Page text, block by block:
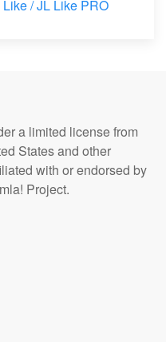
Like / JL Like PRO
a limited license from
States and other
with or endorsed by
Project.